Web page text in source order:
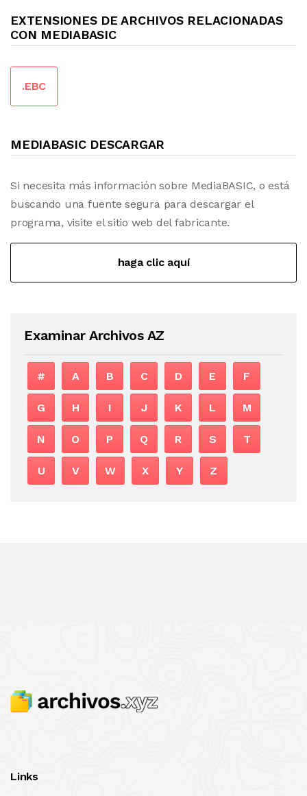
EXTENSIONES DE ARCHIVOS RELACIONADAS
CON MEDIABASIC
.EBC
MEDIABASIC DESCARGAR
Si necesita más información sobre MediaBASIC, o está
buscando una fuente segura para descargar el
programa, visite el sitio web del fabricante.
haga clic aquí
Examinar Archivos AZ
# A B C D E F
G H I J K L M
N O P Q R S T
U V W X Y Z
Links